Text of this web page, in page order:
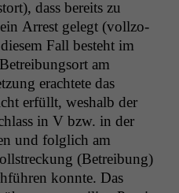
dass bere­its zu
ein Arrest gelegt (vol­l­zo­
Fall beste­ht im
am
erachtete das
erfüllt, weshalb der
in V bzw. in der
und fol­glich am
(Betrei­bung)
kon­nte. Das